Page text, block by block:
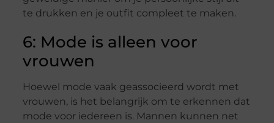
te drukken en je outfit compleet te maken.
6: Mode is alleen voor
vrouwen
Hoewel mode vaak geassocieerd wordt met
vrouwen, is het belangrijk om te erkennen dat
mode voor iedereen is. Mannen kunnen net